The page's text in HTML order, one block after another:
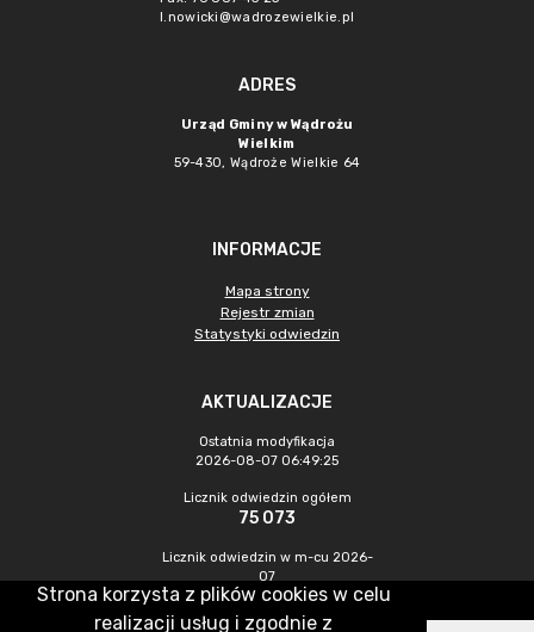
l.nowicki@wadrozewielkie.pl
ADRES
Urząd Gminy w Wądrożu
Wielkim
59-430, Wądroże Wielkie 64
INFORMACJE
Mapa strony
Rejestr zmian
Statystyki odwiedzin
AKTUALIZACJE
Ostatnia modyfikacja
2026-08-07 06:49:25
Licznik odwiedzin ogółem
75 073
Licznik odwiedzin w m-cu 2026-
07
564
Strona korzysta z plików cookies w celu
realizacji usług i zgodnie z